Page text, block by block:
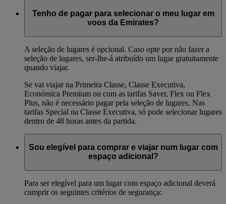
Tenho de pagar para selecionar o meu lugar em
voos da Emirates?
A seleção de lugares é opcional. Caso opte por não fazer a
seleção de lugares, ser-lhe-á atribuído um lugar gratuitamente
quando viajar.
Se vai viajar na Primeira Classe, Classe Executiva,
Económica Premium ou com as tarifas Saver, Flex ou Flex
Plus, não é necessário pagar pela seleção de lugares. Nas
tarifas Special na Classe Executiva, só pode selecionar lugares
dentro de 48 horas antes da partida.
Sou elegível para comprar e viajar num lugar com
espaço adicional?
Para ser elegível para um lugar com espaço adicional deverá
cumprir os seguintes critérios de segurança: